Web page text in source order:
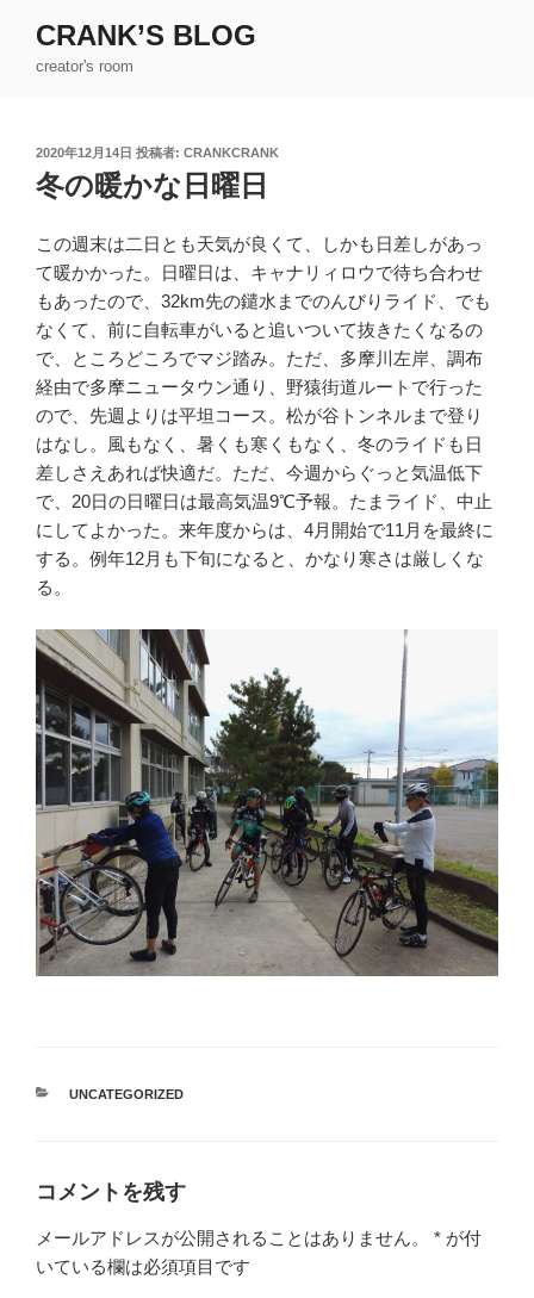
CRANK’S BLOG
creator's room
投
稿
日:
2020年12月14日 投稿者: CRANKCRANK
冬の暖かな日曜日
この週末は二日とも天気が良くて、しかも日差しがあっ
て暖かかった。日曜日は、キャナリィロウで待ち合わせ
もあったので、32km先の鑓水までのんびりライド、でも
なくて、前に自転車がいると追いついて抜きたくなるの
で、ところどころでマジ踏み。ただ、多摩川左岸、調布
経由で多摩ニュータウン通り、野猿街道ルートで行った
ので、先週よりは平坦コース。松が谷トンネルまで登り
はなし。風もなく、暑くも寒くもなく、冬のライドも日
差しさえあれば快適だ。ただ、今週からぐっと気温低下
で、20日の日曜日は最高気温9℃予報。たまライド、中止
にしてよかった。来年度からは、4月開始で11月を最終に
する。例年12月も下旬になると、かなり寒さは厳しくな
る。
カ
UNCATEGORIZED
コメントを残す
メールアドレスが公開されることはありません。 * が付
いている欄は必須項目です